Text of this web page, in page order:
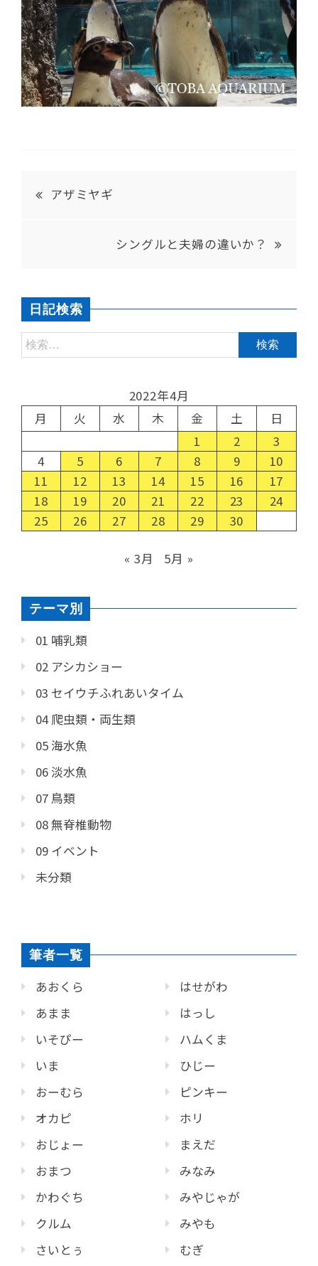
アザミヤギ
シングルと夫婦の違いか？
日記検索
2022年4月
月
火 水 木 金 土
日
1
2
3
4
5 6 7 8 9
10
11
12 13 14 15 16
17
18
19 20 21 22 23
24
25
26 27 28 29 30
« 3月 5月 »
テーマ別
01 哺乳類
02 アシカショー
03 セイウチふれあいタイム
04 爬虫類・両生類
05 海水魚
06 淡水魚
07 鳥類
08 無脊椎動物
09 イベント
未分類
筆者一覧
あおくら
あまま
いそぴー
いま
おーむら
オカピ
おじょー
おまつ
かわぐち
クルム
さいとぅ
はせがわ
はっし
ハムくま
ひじー
ピンキー
ホリ
まえだ
みなみ
みやじゃが
みやも
むぎ